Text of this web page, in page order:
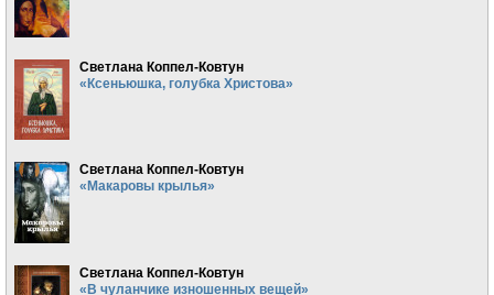
Светлана Коппел-Ковтун
«Ксеньюшка, голубка Христова»
Светлана Коппел-Ковтун
«Макаровы крылья»
Светлана Коппел-Ковтун
«В чуланчике изношенных вещей»